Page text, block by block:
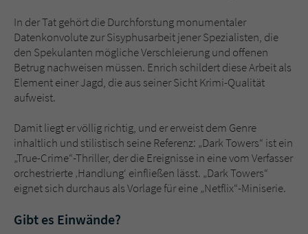
In der Tat gehört die Durchforstung monumentaler
Datenkonvolute zur Sisyphusarbeit jener Spezialisten, die
den Spekulanten mögliche Verschleierung und offenen
Betrug nachweisen müssen. Enrich schildert diese Arbeit als
Element einer Jagd, die aus seiner Sicht Krimi-Qualität
aufweist.
Damit liegt er völlig richtig, und er erweist dem Genre
inhaltlich und stilistisch seine Referenz: „Dark Towers“ ist ein
„True-Crime“-Thriller, der die Ereignisse in eine vom Verfasser
orchestrierte ‚Handlung‘ einfließen lässt. „Dark Towers“
eignet sich durchaus als Vorlage für eine „Netflix“-Miniserie.
Gibt es Einwände?